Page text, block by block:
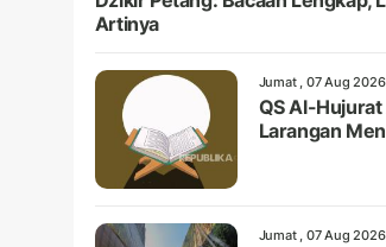
Artinya
Jumat , 07 Aug
QS Al-Hujurat
Larangan
Jumat , 07 Aug